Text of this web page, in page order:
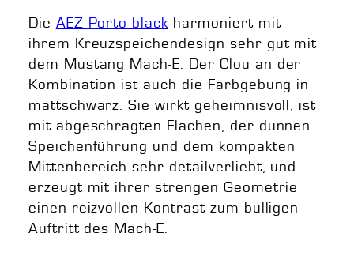
Die AEZ Porto black harmoniert mit
ihrem Kreuzspeichendesign sehr gut mit
dem Mustang Mach-E. Der Clou an der
Kombination ist auch die Farbgebung in
mattschwarz. Sie wirkt geheimnisvoll, ist
mit abgeschrägten Flächen, der dünnen
Speichenführung und dem kompakten
Mittenbereich sehr detailverliebt, und
erzeugt mit ihrer strengen Geometrie
einen reizvollen Kontrast zum bulligen
Auftritt des Mach-E.